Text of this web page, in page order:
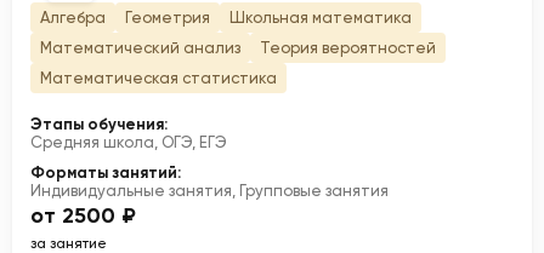
Алгебра Геометрия
Школьная математика
Математический анализ
Теория вероятностей
Математическая статистика
Этапы обучения:
Средняя школа, ОГЭ, ЕГЭ
Форматы занятий:
Индивидуальные занятия, Групповые занятия
от 2500 ₽
за занятие